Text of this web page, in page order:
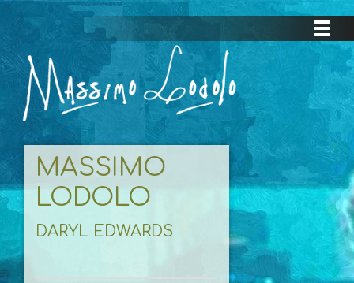
MASSIMO
LODOLO
DARYL EDWARDS